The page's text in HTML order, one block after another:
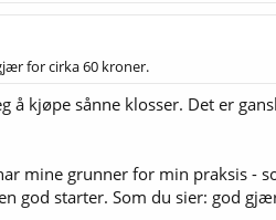
for cirka 60 kroner.
kjøpe sånne klosser. Det er
mine grunner for min praksis -
god starter. Som du sier: god